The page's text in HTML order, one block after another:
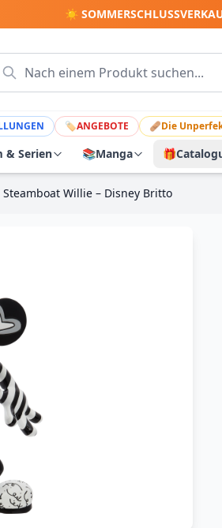
☀️
🏷ANGEBOTE 🩹Die
& Serien 📚Manga 🎁
Steamboat Willie – Disney Britto